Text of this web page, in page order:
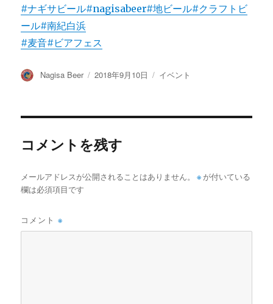
#ナギサビール#nagisabeer#地ビール#クラフトビ
ール#南紀白浜
#麦音#ビアフェス
投
Nagisa Beer
投
2018年9月10日
カ
イベント
コメントを残す
メールアドレスが公開されることはありません。 ※ が付いている
欄は必須項目です
コメント※